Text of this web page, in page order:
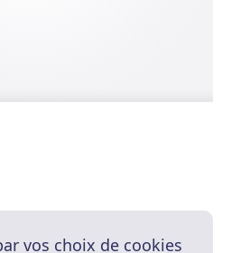
vos choix de cookies